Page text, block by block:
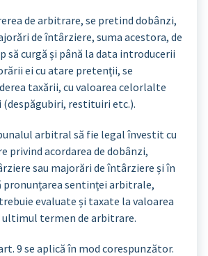
de arbitrare, se pretind dobânzi,
de întârziere, suma acestora, de
să curgă și până la data introducerii
ei cu atare pretenții, se
taxării, cu valoarea celorlalte
restituiri etc.).
arbitral să fie legal învestit cu
privind acordarea de dobânzi,
sau majorări de întârziere și în
pronunțarea sentinței arbitrale,
evaluate și taxate la valoarea
ultimul termen de arbitrare.
9 se aplică în mod corespunzător.